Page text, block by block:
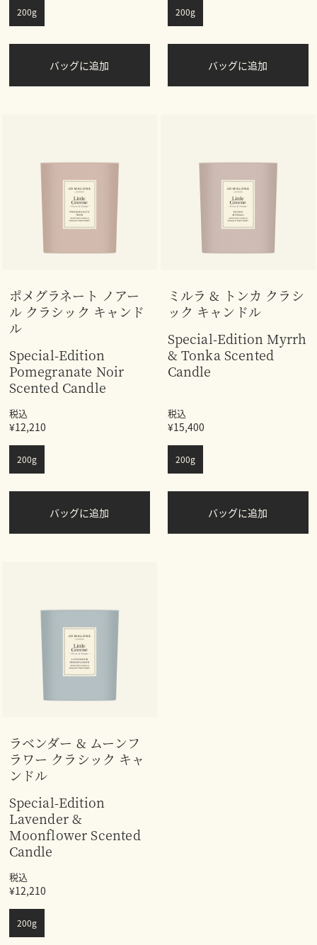
200g
バッグに追加
200g
バッグに追加
ポメグラネート ノアー
ル クラシック キャンド
ル
Special-Edition
Pomegranate Noir
Scented Candle
税込
¥12,210
200g
バッグに追加
ミルラ & トンカ クラシ
ック キャンドル
Special-Edition Myrrh
& Tonka Scented
Candle
税込
¥15,400
200g
バッグに追加
ラベンダー & ムーンフ
ラワー クラシック キャ
ンドル
Special-Edition
Lavender &
Moonflower Scented
Candle
税込
¥12,210
200g